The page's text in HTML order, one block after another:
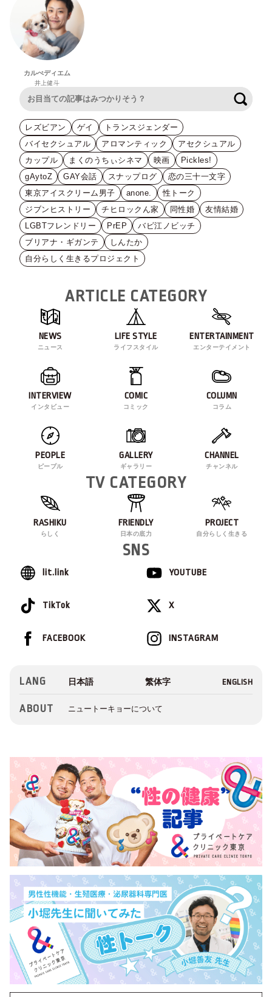
カルぺディエム
井上健斗
レズビアン ゲイ
トランスジェンダー
バイセクシュアル
アロマンティック
アセクシュアル
カップル
まくのうちぃシネマ 映画
Pickles!
gAytoZ
GAY会話 スナップログ
恋の三十一文字
東京アイスクリーム男子
anone.
性トーク
ジブンヒストリー
チヒロックん家 同性婚
友情結婚
LGBTフレンドリー
PrEP
バビ江ノビッチ
ブリアナ・ギガンテ
しんたか
自分らしく生きるプロジェクト
ARTICLE CATEGORY
NEWS
ニュース
LIFE STYLE
ライフスタイル
ENTERTAINMENT
エンターテイメント
INTERVIEW
インタビュー
COMIC
コミック
COLUMN
コラム
PEOPLE
ピープル
GALLERY
ギャラリー
CHANNEL
チャンネル
TV CATEGORY
RASHIKU
らしく
FRIENDLY
日本の底力
PROJECT
自分らしく生きる
SNS
lit.link YOUTUBE
TikTok X
INSTAGRAM
FACEBOOK
LANG
ABOUT ニュートーキョーについて